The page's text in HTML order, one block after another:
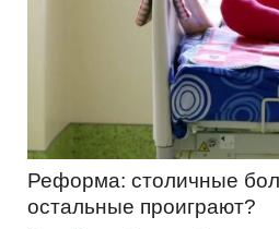
Реформа: столичные
остальные проиграют?